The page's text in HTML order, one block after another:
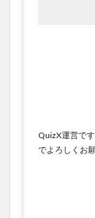
QuizX運営で
でよろしくお